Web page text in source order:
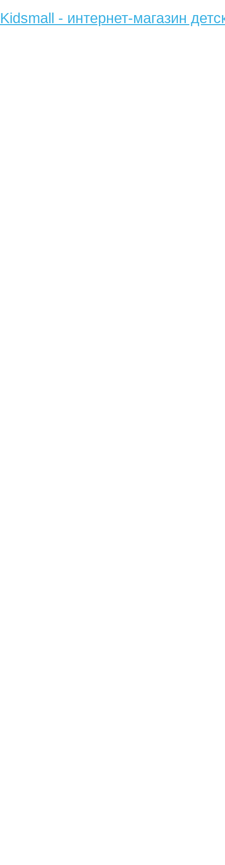
Kidsmall - интернет-магазин